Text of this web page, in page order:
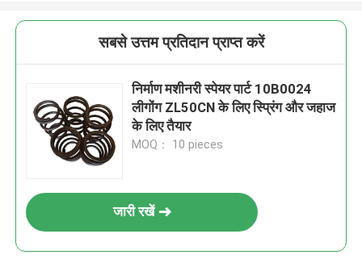
सबसे उत्तम प्रतिदान प्राप्त करें
निर्माण मशीनरी स्पेयर पार्ट 10B0024
लीगोंग ZL50CN के लिए स्प्रिंग और जहाज
के लिए तैयार
MOQ： 10 pieces
जारी रखें